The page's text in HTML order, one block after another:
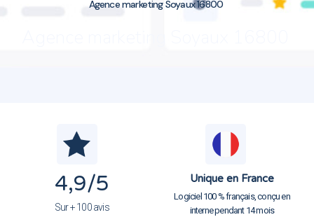
Agence marketing Soyaux 16800
4,9/5
Sur + 100 avis
Unique en France
Logiciel 100 % français, conçu en
interne pendant 14 mois